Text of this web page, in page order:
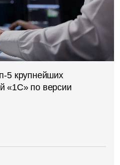
5 крупнейших
«1С» по версии